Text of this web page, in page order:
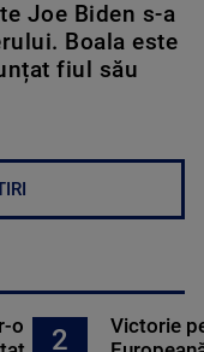
Joe Biden s-a
Boala este
fiul său
o
2
Victorie